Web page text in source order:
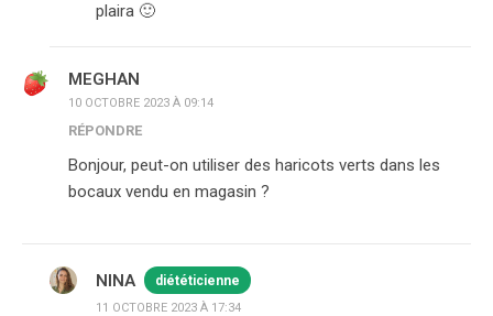
plaira 🙂
MEGHAN
10 OCTOBRE 2023 À 09:14
RÉPONDRE
Bonjour, peut-on utiliser des haricots verts dans les
bocaux vendu en magasin ?
NINA diététicienne
11 OCTOBRE 2023 À 17:34